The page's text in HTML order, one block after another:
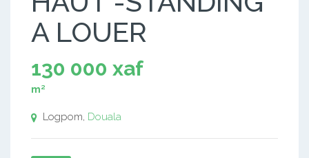
A LOUER
130 000 xaf
m²
Logpom, Douala